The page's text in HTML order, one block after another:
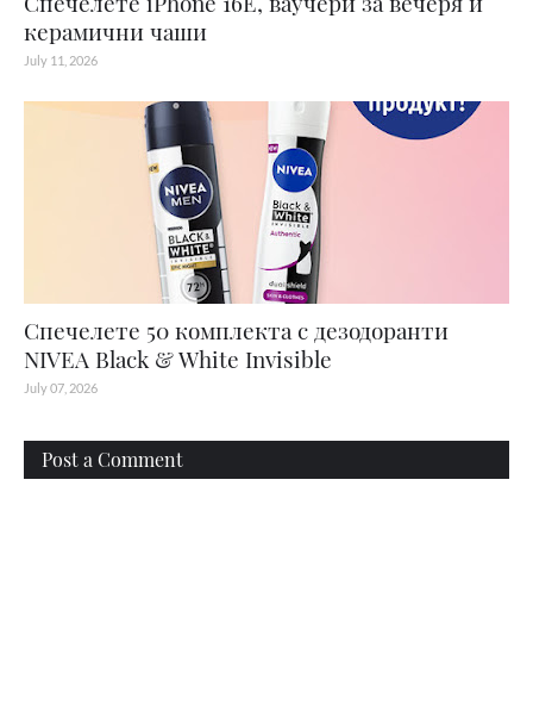
керамични чаши
July 11, 2026
Спечелете 50 комплекта с дезодоранти
NIVEA Black & White Invisible
July 07, 2026
Post a Comment